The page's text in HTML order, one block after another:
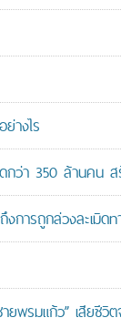
างไร
กว่า 350 ล้านคน
รถูกล่วงละเมิดท
รมแก้ว” เสียชีวิ